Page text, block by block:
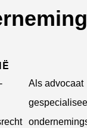
Als advocaat